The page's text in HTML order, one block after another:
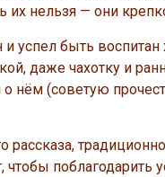
их нельзя — они
успел быть
даже чахотку и
о нём (советую
рассказа,
поблагодарить